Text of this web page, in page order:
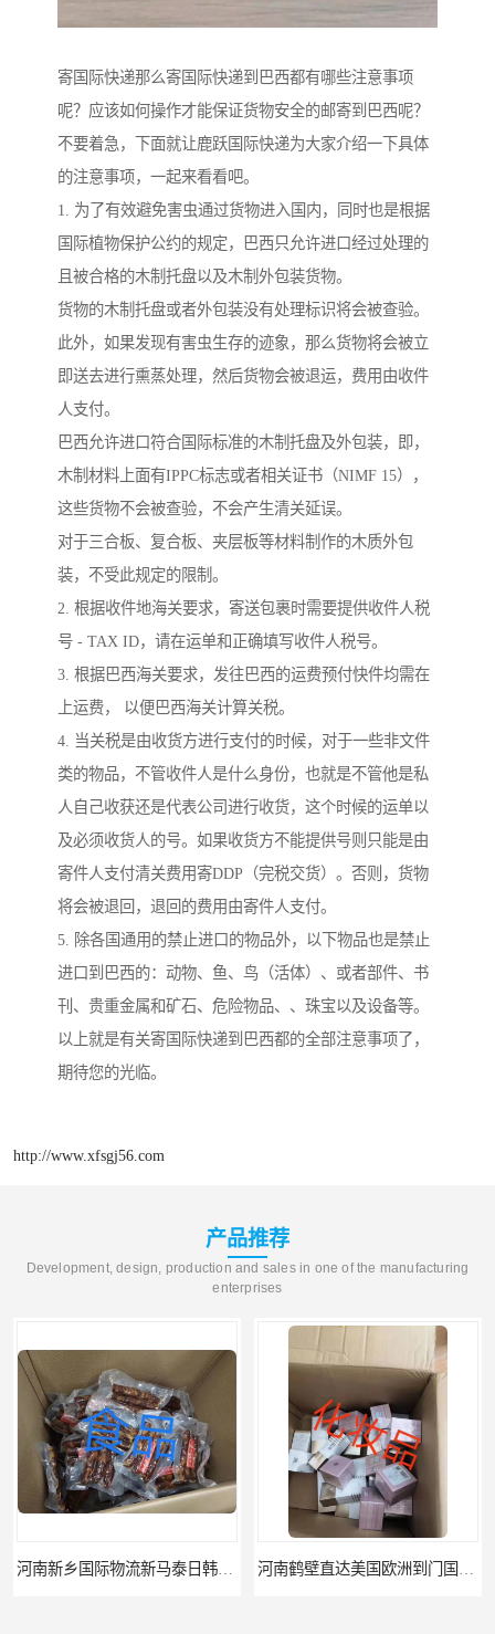
寄国际快递那么寄国际快递到巴西都有哪些注意事项
呢？应该如何操作才能保证货物安全的邮寄到巴西呢？
不要着急，下面就让鹿跃国际快递为大家介绍一下具体
的注意事项，一起来看看吧。
1. 为了有效避免害虫通过货物进入国内，同时也是根据
国际植物保护公约的规定，巴西只允许进口经过处理的
且被合格的木制托盘以及木制外包装货物。
货物的木制托盘或者外包装没有处理标识将会被查验。
此外，如果发现有害虫生存的迹象，那么货物将会被立
即送去进行熏蒸处理，然后货物会被退运，费用由收件
人支付。
巴西允许进口符合国际标准的木制托盘及外包装，即，
木制材料上面有IPPC标志或者相关证书（NIMF 15），
这些货物不会被查验，不会产生清关延误。
对于三合板、复合板、夹层板等材料制作的木质外包
装，不受此规定的限制。
2. 根据收件地海关要求，寄送包裹时需要提供收件人税
号 - TAX ID，请在运单和正确填写收件人税号。
3. 根据巴西海关要求，发往巴西的运费预付快件均需在
上运费， 以便巴西海关计算关税。
4. 当关税是由收货方进行支付的时候，对于一些非文件
类的物品，不管收件人是什么身份，也就是不管他是私
人自己收获还是代表公司进行收货，这个时候的运单以
及必须收货人的号。如果收货方不能提供号则只能是由
寄件人支付清关费用寄DDP（完税交货）。否则，货物
将会被退回，退回的费用由寄件人支付。
5. 除各国通用的禁止进口的物品外，以下物品也是禁止
进口到巴西的：动物、鱼、鸟（活体）、或者部件、书
刊、贵重金属和矿石、危险物品、、珠宝以及设备等。
以上就是有关寄国际快递到巴西都的全部注意事项了，
期待您的光临。
http://www.xfsgj56.com
产品推荐
Development, design, production and sales in one of the manufacturing
enterprises